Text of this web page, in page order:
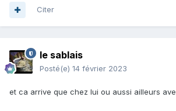
Citer
le sablais
Posté(e) 14 février 2023
et ca arrive que chez lui ou aussi ailleurs